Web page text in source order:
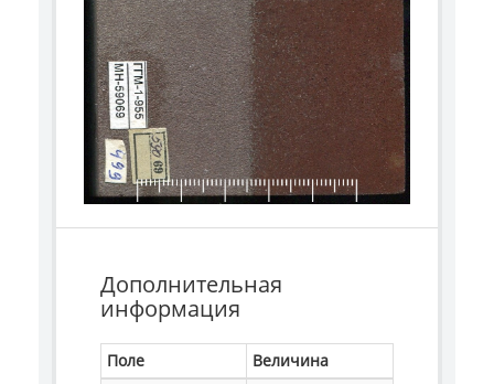
Дополнительная
информация
Поле
Величина